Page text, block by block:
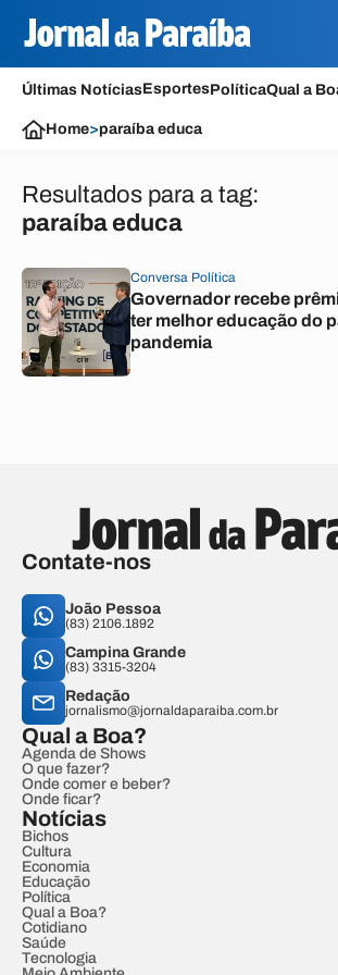
Últimas NotíciasEsportesPolíticaQual a
Home>paraíba educa
Resultados para a tag:
paraíba educa
Conversa Política
Governador recebe
ter melhor educação do
pandemia
Contate-nos
João Pessoa
(83) 2106.1892
Campina Grande
(83) 3315-3204
Redação
jornalismo@jornaldaparaiba.com.br
Qual a Boa?
Agenda de Shows
O que fazer?
Onde comer e beber?
Onde ficar?
Notícias
Bichos
Cultura
Economia
Educação
Política
Qual a Boa?
Cotidiano
Saúde
Tecnologia